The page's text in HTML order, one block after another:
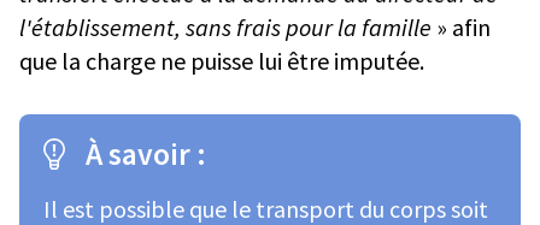
l'établissement, sans frais pour la famille » afin
que la charge ne puisse lui être imputée.
À savoir :
Il est possible que le transport du corps soit